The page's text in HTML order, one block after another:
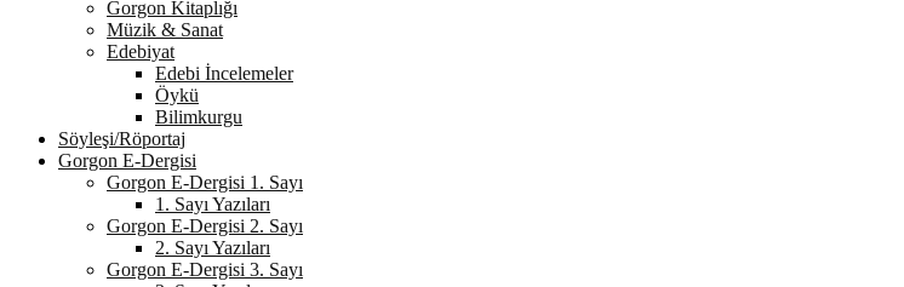
Gorgon Kitaplığı
Müzik & Sanat
Edebiyat
Edebi İncelemeler
Öykü
Bilimkurgu
Söyleşi/Röportaj
Gorgon E-Dergisi
Gorgon E-Dergisi 1. Sayı
1. Sayı Yazıları
Gorgon E-Dergisi 2. Sayı
2. Sayı Yazıları
Gorgon E-Dergisi 3. Sayı